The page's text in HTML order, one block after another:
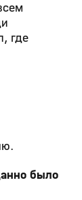
где
было